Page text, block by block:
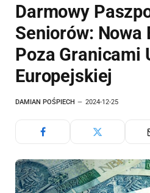
Darmowy
Seniorów: Nowa
Poza Granicami
Europejskiej
DAMIAN POŚPIECH 2024-12-25